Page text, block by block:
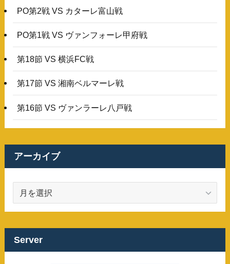
PO第2戦 VS カターレ富山戦
PO第1戦 VS ヴァンフォーレ甲府戦
第18節 VS 横浜FC戦
第17節 VS 湘南ベルマーレ戦
第16節 VS ヴァンラーレ八戸戦
アーカイブ
カ
イ
ブ
Server